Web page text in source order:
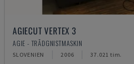
AGIECUT VERTEX 3
AGIE - TRÅDGNISTMASKIN
SLOVENIEN 2006 37.021 tim.